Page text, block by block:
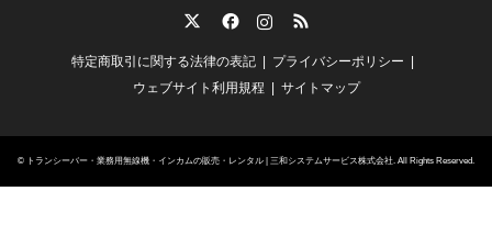
RSS
特定商取引に関する法律の表記
プライバシーポリシー
ウェブサイト利用規程
サイトマップ
© トランシーバー・業務用無線機・インカムの販売・レンタル | 三和システムサービス株式会社. All Rights Reserved.